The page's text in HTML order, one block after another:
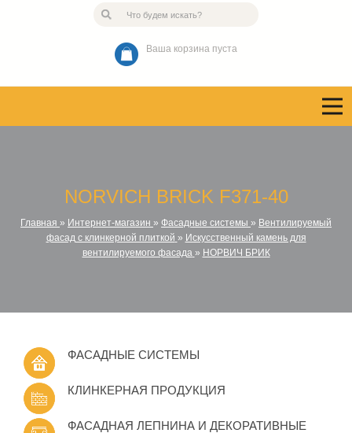
Ваша корзина пуста
NORVICH BRICK F371-40
Главная » Интернет-магазин » Фасадные системы » Вентилируемый
фасад с клинкерной плиткой » Искусственный камень для
вентилируемого фасада » НОРВИЧ БРИК
ФАСАДНЫЕ СИСТЕМЫ
КЛИНКЕРНАЯ ПРОДУКЦИЯ
ФАСАДНАЯ ЛЕПНИНА И ДЕКОРАТИВНЫЕ